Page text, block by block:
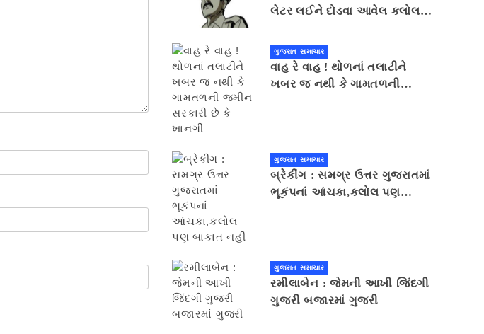
લેટર લઈને દોડવા આવેલ કલોલનો
ગુજરાત સમાચાર
વાહ રે વાહ ! થોળનાં તલાટીને
ખબર જ નથી કે ગામતળની
ગુજરાત સમાચાર
બ્રેકીંગ : સમગ્ર ઉત્તર ગુજરાતમાં
ભૂકંપનાં આંચકા,કલોલ પણ
ગુજરાત સમાચાર
રમીલાબેન : જેમની આખી જિંદગી
ગુજરી બજારમાં ગુજરી